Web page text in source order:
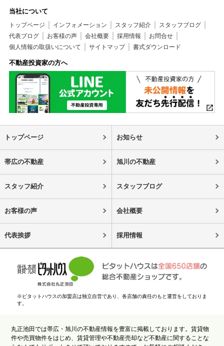
当社について
トップページ インフォメーション スタッフ紹介
スタッフブログ
代表ブログ
お客様の声 会社概要 採用情報
お問合せ
個人情報の取扱いについて
サイトマップ 書式ダウンロード
不動産投資家の方へ
トップページ お知らせ
帯広の不動産 旭川の不動産
スタッフ紹介 スタッフブログ
お客様の声 会社概要
代表挨拶 採用情報
※ピタットハウスの加盟店は独立自営であり、各店舗の責任のもと運営をしておりま
す。
丸正池田では帯広・旭川の不動産情報を豊富に掲載しております。賃貸物
件や売買物件をはじめ、賃貸管理や不動産売却など不動産に関することな